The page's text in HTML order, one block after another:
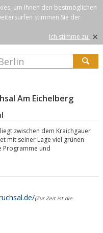
um Ihnen den bestmöglichen
stimmen Sie der
Ich stimme zu. ×
Am Eichelberg
zwischen dem Kraichgauer
mit seiner Lage viel grünen
Programme und
(Zur Zeit ist die